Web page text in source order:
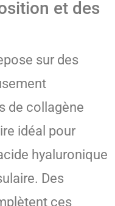
et des
sur des
de collagène
idéal pour
hyaluronique
Des
ces